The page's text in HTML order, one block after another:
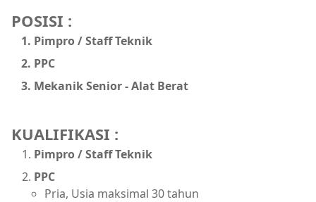
POSISI :
Pimpro / Staff Teknik
PPC
Mekanik Senior - Alat Berat
KUALIFIKASI :
Pimpro / Staff Teknik
PPC
Pria, Usia maksimal 30 tahun